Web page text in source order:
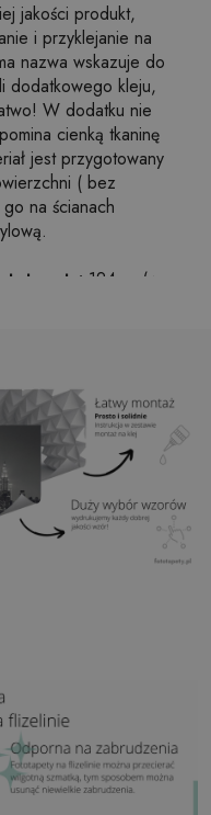
jakości produkt,
i przyklejanie na
nazwa wskazuje do
dodatkowego kleju,
W dodatku nie
cienką tkaninę
jest przygotowany
( bez
na ścianach
124cm (w